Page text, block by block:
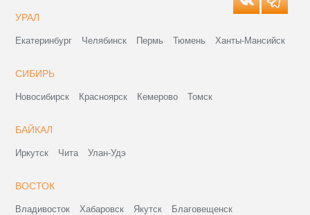
УРАЛ
Екатеринбург Челябинск Пермь Тюмень Ханты-Мансийск
СИБИРЬ
Новосибирск Красноярск Кемерово Томск
БАЙКАЛ
Иркутск Чита Улан-Удэ
ВОСТОК
Владивосток Хабаровск Якутск
Благовещенск